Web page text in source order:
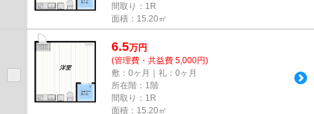
間取り：1R
面積：15.20㎡
6.5万円
(管理費・共益費 5,000円)
敷：0ヶ月｜礼：0ヶ月
所在階：1階
間取り：1R
面積：15.20㎡